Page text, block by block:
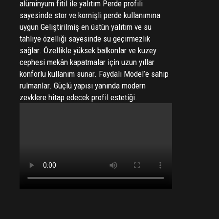
alüminyum fitil ile yalıtım Perde profili
sayesinde stor ve kornişli perde kullanımına
uygun Geliştirilmiş en üstün yalıtım ve su
tahliye özelliği sayesinde su geçirmezlik
sağlar. Özellikle yüksek balkonlar ve kuzey
cephesi mekân kapatmalar için uzun yıllar
konforlu kullanım sunar. Faydalı Model’e sahip
rulmanlar. Güçlü yapısı yanında modern
zevklere hitap edecek profil estetiği.